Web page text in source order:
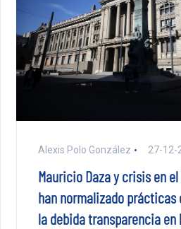
Alexis Polo González 27-12-
Mauricio Daza y crisis en
han normalizado
la debida transparencia en